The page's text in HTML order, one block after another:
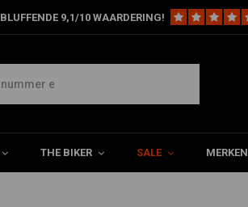
9,1/10 WAARDERING!
THE BIKER SALE MERKEN
Kabel 40" - Zwart